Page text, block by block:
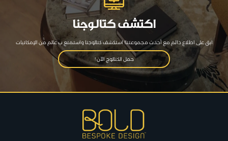
اكتشف كتالوجنا
ابق على اطلاع دائم مع أحدث مجموعتنا! استكشف كتالوجنا واستمتع ب عالم من الإمكانيات
حمل الكتالوج الآن !